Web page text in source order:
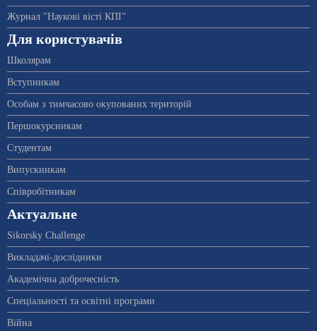
Журнал "Наукові вісті КПІ"
Для користувачів
Школярам
Вступникам
Особам з тимчасово окупованих територій
Першокурсникам
Студентам
Випускникам
Співробітникам
Актуальне
Sikorsky Challenge
Викладачі-дослідники
Академічна доброчесність
Спеціальності та освітні програми
Війна